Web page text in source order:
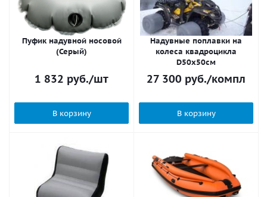
Пуфик надувной носовой
(Серый)
1 832 руб./шт
В корзину
Надувные поплавки на
колеса квадроцикла
D50х50см
27 300 руб./компл
В корзину